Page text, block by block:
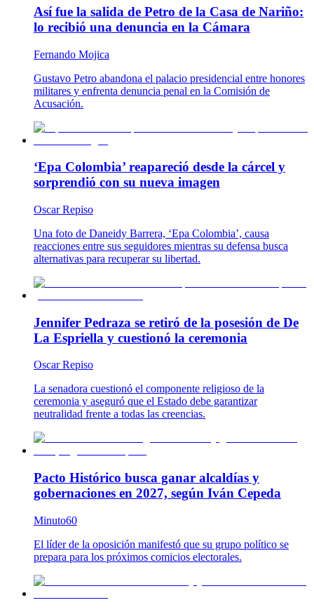
Así fue la salida de Petro de la Casa de Nariño:
lo recibió una denuncia en la Cámara
Fernando Mojica
Gustavo Petro abandona el palacio presidencial entre honores
militares y enfrenta denuncia penal en la Comisión de
Acusación.
‘Epa Colombia’ reapareció desde la cárcel y
sorprendió con su nueva imagen
Oscar Repiso
Una foto de Daneidy Barrera, ‘Epa Colombia’, causa
reacciones entre sus seguidores mientras su defensa busca
alternativas para recuperar su libertad.
Jennifer Pedraza se retiró de la posesión de De
La Espriella y cuestionó la ceremonia
Oscar Repiso
La senadora cuestionó el componente religioso de la
ceremonia y aseguró que el Estado debe garantizar
neutralidad frente a todas las creencias.
Pacto Histórico busca ganar alcaldías y
gobernaciones en 2027, según Iván Cepeda
Minuto60
El líder de la oposición manifestó que su grupo político se
prepara para los próximos comicios electorales.